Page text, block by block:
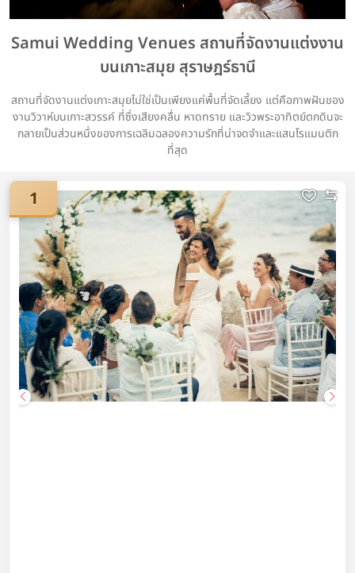
Samui Wedding Venues สถานที่จัดงานแต่งงาน
บนเกาะสมุย สุราษฎร์ธานี
สถานที่จัดงานแต่งเกาะสมุยไม่ใช่เป็นเพียงแค่พื้นที่จัดเลี้ยง แต่คือภาพฝันของ
งานวิวาห์บนเกาะสวรรค์ ที่ซึ่งเสียงคลื่น หาดทราย และวิวพระอาทิตย์ตกดินจะ
กลายเป็นส่วนหนึ่งของการเฉลิมฉลองความรักที่น่าจดจำและแสนโรแมนติก
ที่สุด
1